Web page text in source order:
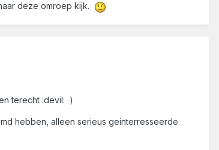
deze omroep kijk.
terecht :devil: )
hebben, alleen serieus geinterresseerde